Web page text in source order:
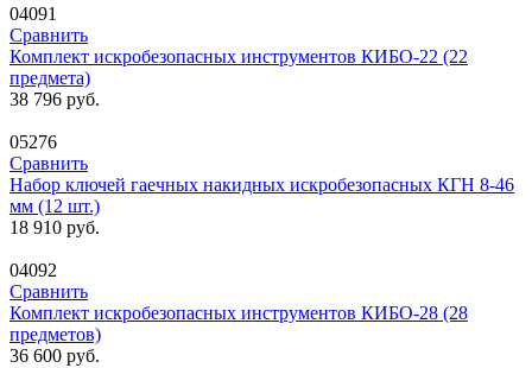
04091
Сравнить
Комплект искробезопасных инструментов КИБО-22 (22
предмета)
38 796 руб.
05276
Сравнить
Набор ключей гаечных накидных искробезопасных КГН 8-46
мм (12 шт.)
18 910 руб.
04092
Сравнить
Комплект искробезопасных инструментов КИБО-28 (28
предметов)
36 600 руб.